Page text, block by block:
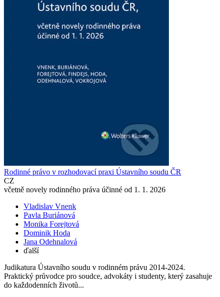
Rodinné právo v rozhodovací praxi Ústavního soudu ČR
CZ
včetně novely rodinného práva účinné od 1. 1. 2026
Vladislav Vnenk
Pavla Buriánová
Monika Forejtová
Dominik Hoda
Jana Odehnalová
ďalší
Judikatura Ústavního soudu v rodinném právu 2014-2024.
Praktický průvodce pro soudce, advokáty i studenty, který zasahuje
do každodenních životů...